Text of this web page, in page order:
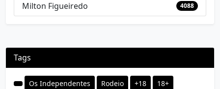
Milton Figueiredo 4088
Tags
Os Independentes Rodeio +18 18+